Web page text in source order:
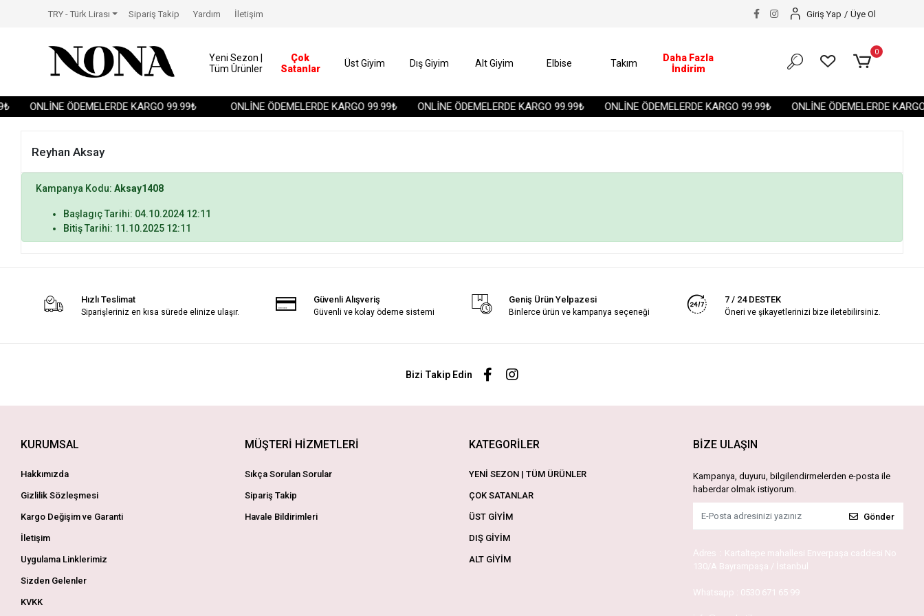
ONLİNE ÖDEMELERDE KARGO 99.99₺ ONLİNE ÖDEMELERDE KARGO 99.99₺ ONLİNE ÖDEMELERDE KARGO 99.99₺ ONLİNE ÖDEMELERDE KARGO 99.99₺ ONLİNE ÖDEMELERDE
TRY - Türk Lirası Sipariş Takip Yardım İletişim Giriş Yap / Üye Ol
Yeni Sezon |
Tüm Ürünler
Çok
Satanlar
Üst Giyim Dış Giyim Alt Giyim Elbise Takım
Daha Fazla
İndirim
0
Reyhan Aksay
Kampanya Kodu:Aksay1408
Başlagıç Tarihi: 04.10.2024 12:11
Bitiş Tarihi: 11.10.2025 12:11
Hızlı Teslimat
Siparişleriniz en kısa sürede elinize ulaşır.
Güvenli Alışveriş
Güvenli ve kolay ödeme sistemi
Geniş Ürün Yelpazesi
Binlerce ürün ve kampanya seçeneği
7 / 24 DESTEK
Öneri ve şikayetlerinizi bize iletebilirsiniz.
Bizi Takip Edin
KURUMSAL
Hakkımızda
Gizlilik Sözleşmesi
Kargo Değişim ve Garanti
İletişim
Uygulama Linklerimiz
Sizden Gelenler
KVKK
MÜŞTERİ HİZMETLERİ
Sıkça Sorulan Sorular
Sipariş Takip
Havale Bildirimleri
KATEGORİLER
YENİ SEZON | TÜM ÜRÜNLER
ÇOK SATANLAR
ÜST GİYİM
DIŞ GİYİM
ALT GİYİM
BİZE ULAŞIN
Kampanya, duyuru, bilgilendirmelerden e-posta ile
haberdar olmak istiyorum.
Gönder
Adres : Kartaltepe mahallesi Enverpaşa caddesi No
130/A Bayrampaşa / İstanbul
Whatsapp : 0530 671 65 99